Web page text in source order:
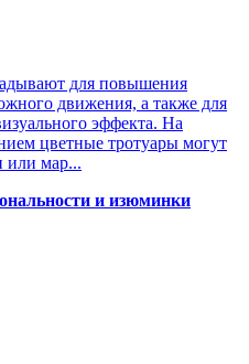
для повышения
движения, а также для
эффекта. На
цветные тротуары могут
или мар...
и изюминки